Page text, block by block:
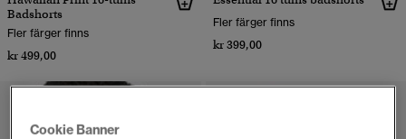
Badshorts
Fler färger finns
kr 499,00
Fler färger finns
kr 399,00
Cookie Banner